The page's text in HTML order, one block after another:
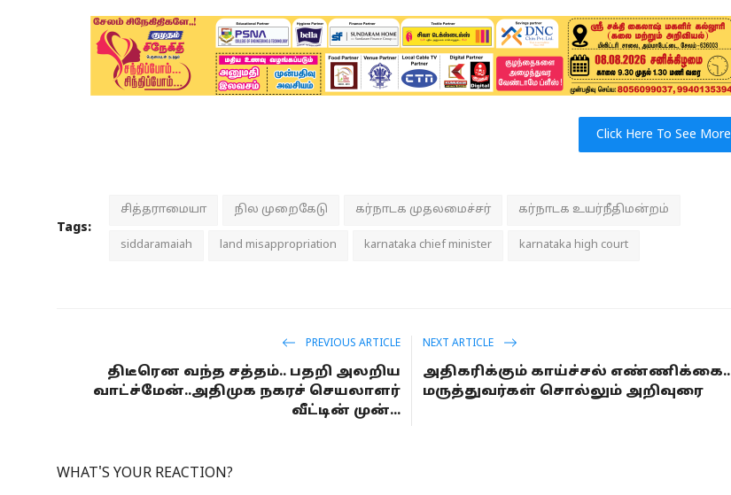
Click Here To See More
Tags:
சித்தராமையா நில முறைகேடு கர்நாடக முதலமைச்சர் கர்நாடக உயர்நீதிமன்றம்
siddaramaiah land misappropriation karnataka chief minister karnataka high court
PREVIOUS ARTICLE
திடீரென வந்த சத்தம்.. பதறி அலறிய
வாட்ச்மேன்..அதிமுக நகரச் செயலாளர்
வீட்டின் முன்...
NEXT ARTICLE
அதிகரிக்கும் காய்ச்சல் எண்ணிக்கை..
மருத்துவர்கள் சொல்லும் அறிவுரை
WHAT'S YOUR REACTION?